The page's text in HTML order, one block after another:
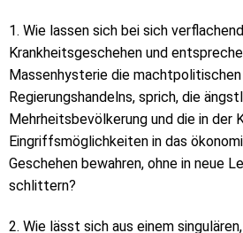
1. Wie lassen sich bei sich
Krankheitsgeschehen und
Massenhysterie die machtpolitischen
Regierungshandelns, sprich, die
Mehrheitsbevölkerung und die in der
Eingriffsmöglichkeiten in das
Geschehen bewahren, ohne in neue
schlittern?
2. Wie lässt sich aus einem